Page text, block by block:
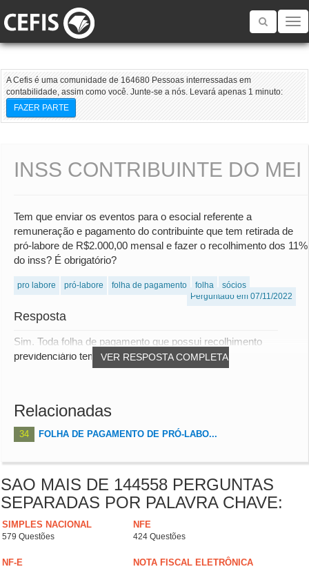
Toggle
A Cefis é uma comunidade de 164680 Pessoas interressadas em
contabilidade, assim como você. Junte-se a nós. Levará apenas 1 minuto:
FAZER PARTE
INSS CONTRIBUINTE DO MEI
Tem que enviar os eventos para o esocial referente a
remuneração e pagamento do contribuinte que tem retirada de
pró-labore de R$2.000,00 mensal e fazer o recolhimento dos 11%
do inss? É obrigatório?
pro labore pró-labore folha de pagamento folha
sócios
Perguntado em 07/11/2022
Resposta
VER RESPOSTA COMPLETA
Sim. Toda folha de pagamento que possui recolhimento
previdenciário tem que ir para o eSocial para e...
Relacionadas
34 FOLHA DE PAGAMENTO DE PRÓ-LABO...
SAO MAIS DE 144558 PERGUNTAS
SEPARADAS POR PALAVRA CHAVE:
SIMPLES NACIONAL
579 Questões
NFE
424 Questões
NF-E NOTA FISCAL ELETRÔNICA